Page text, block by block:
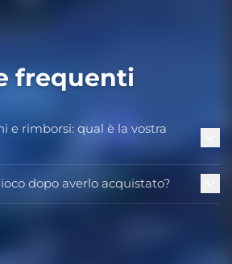
frequenti
e rimborsi: qual è la vostra
dopo averlo acquistato?